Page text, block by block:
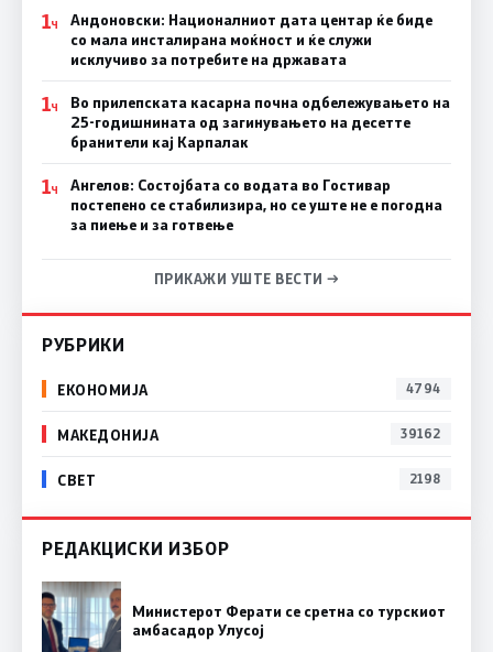
1Ч
Андоновски: Националниот дата центар ќе биде
со мала инсталирана моќност и ќе служи
исклучиво за потребите на државата
1Ч
Во прилепската касарна почна одбележувањето на
25-годишнината од загинувањето на десетте
бранители кај Карпалак
1Ч
Ангелов: Состојбата со водата во Гостивар
постепено се стабилизира, но се уште не е погодна
за пиење и за готвење
ПРИКАЖИ УШТЕ ВЕСТИ →
РУБРИКИ
ЕКОНОМИЈА 4794
МАКЕДОНИЈА 39162
СВЕТ 2198
РЕДАКЦИСКИ ИЗБОР
Министерот Ферати се сретна со турскиот
амбасадор Улусој